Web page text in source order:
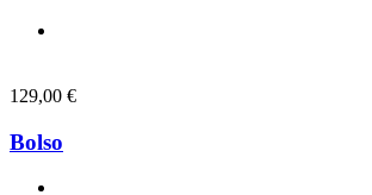
129,00 €
Bolso